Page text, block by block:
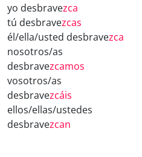
yo desbravezca
tú desbravezcas
él/ella/usted desbravezca
nosotros/as
desbravezcamos
vosotros/as
desbravezcáis
ellos/ellas/ustedes
desbravezcan